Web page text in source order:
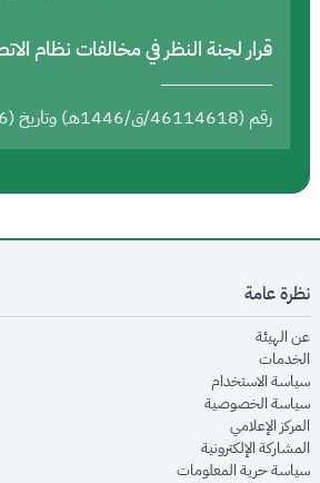
قرار لجنة النظر في مخالفات نظام
رقم (46114618/ق/1446هـ) وتاريخ (26/05/1446هـ)
نظرة عامة
عن الهيئةopens in new window
الخدماتopens in new window
سياسة الاستخدام
سياسة الخصوصيةopens in new window
المركز الإعلاميopens in new window
المشاركة الإلكترونيةopens in new window
سياسة حرية المعلوماتopens in new window